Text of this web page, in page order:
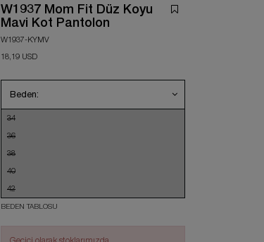
W1937 Mom Fit Düz Koyu
Mavi Kot Pantolon
W1937-KYMV
18,19 USD
Beden:
34
36
38
40
42
BEDEN TABLOSU